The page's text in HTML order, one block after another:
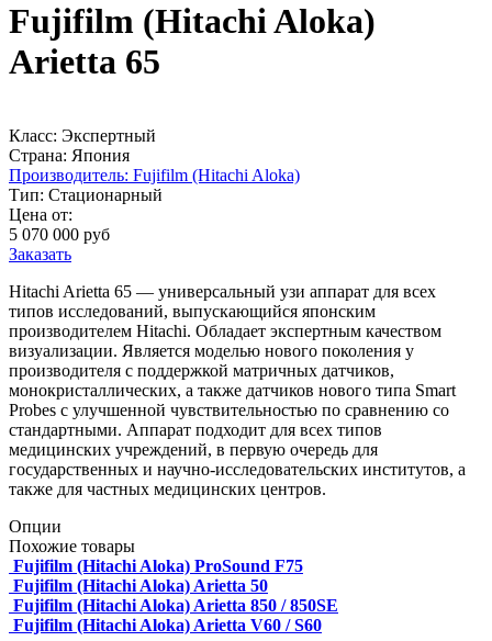
Fujifilm (Hitachi Aloka)
Arietta 65
Класс: Экспертный
Страна: Япония
Производитель: Fujifilm (Hitachi Aloka)
Тип: Стационарный
Цена от:
5 070 000 руб
Заказать
Hitachi Arietta 65 — универсальный узи аппарат для всех
типов исследований, выпускающийся японским
производителем Hitachi. Обладает экспертным качеством
визуализации. Является моделью нового поколения у
производителя с поддержкой матричных датчиков,
монокристаллических, а также датчиков нового типа Smart
Probes с улучшенной чувствительностью по сравнению со
стандартными. Аппарат подходит для всех типов
медицинских учреждений, в первую очередь для
государственных и научно-исследовательских институтов, а
также для частных медицинских центров.
Опции
Похожие товары
Fujifilm (Hitachi Aloka) ProSound F75
Fujifilm (Hitachi Aloka) Arietta 50
Fujifilm (Hitachi Aloka) Arietta 850 / 850SE
Fujifilm (Hitachi Aloka) Arietta V60 / S60